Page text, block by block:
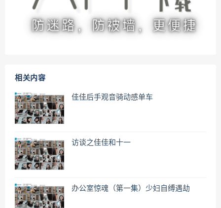
相关内容
佳佳后手观音骑动感单车
访谈之佳佳和十一
办公室惊魂（第一集）少妇自缚遇劫